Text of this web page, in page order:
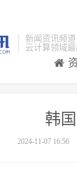
新闻资讯频道
云计算领域
韩
2024-11-07 16:56